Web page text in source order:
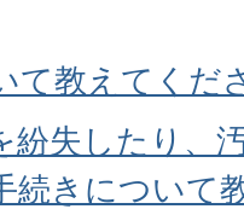
て教えてくだ
紛失したり、
続きについて